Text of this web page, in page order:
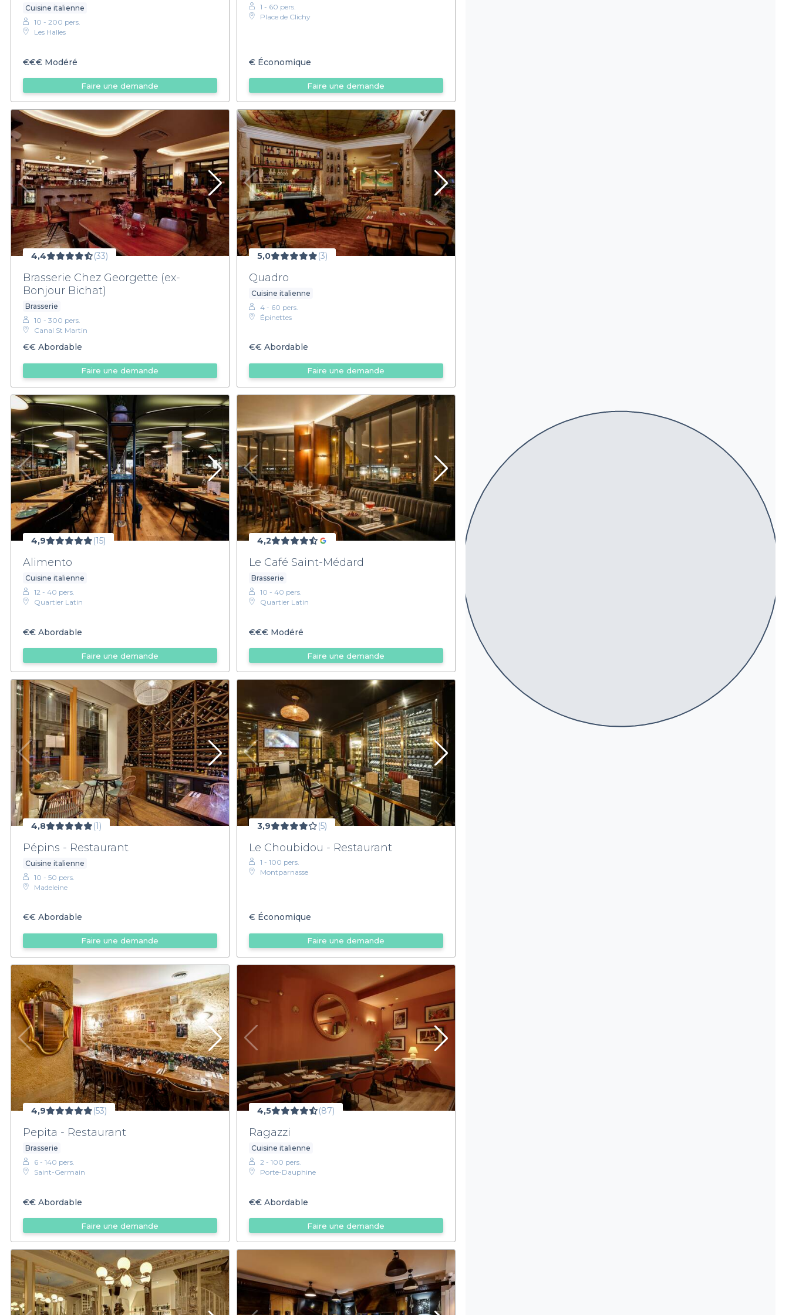
Cuisine italienne
10 - 200 pers.
Les Halles
€€€ Modéré
Faire une demande
1 - 60 pers.
Place de Clichy
€Économique
Faire une demande
4,4 (33)
Brasserie Chez Georgette (ex-
Bonjour Bichat)
Brasserie
10 - 300 pers.
Canal St Martin
€€ Abordable
Faire une demande
5,0 (3)
Quadro
Cuisine italienne
4 - 60 pers.
Épinettes
€€Abordable
Faire une demande
4,9 (15)
Alimento
Cuisine italienne
12 - 40 pers.
Quartier Latin
€€ Abordable
Faire une demande
4,2
Le Café Saint-Médard
Brasserie
10 - 40 pers.
Quartier Latin
€€€Modéré
Faire une demande
4,8 (1)
Pépins - Restaurant
Cuisine italienne
10 - 50 pers.
Madeleine
€€ Abordable
Faire une demande
3,9 (5)
Le Choubidou - Restaurant
1 - 100 pers.
Montparnasse
€Économique
Faire une demande
4,9 (53)
Pepita - Restaurant
Brasserie
6 - 140 pers.
Saint-Germain
€€ Abordable
Faire une demande
4,5 (87)
Ragazzi
Cuisine italienne
2 - 100 pers.
Porte-Dauphine
€€Abordable
Faire une demande